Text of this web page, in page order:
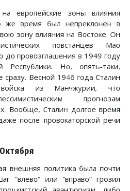
европейские зоны влияния
же время был непреклонен в
зону влияния на Востоке. Он
повстанцев Мао
до провозглашения в 1949 году
Республики. Но, опять-таки,
сразу. Весной 1946 года Сталин
из Манчжурии, что
прогнозам
Вообще, Сталин долгое время
после провокаторской речи
внешняя политика была почти
“влево” или “вправо” грозил